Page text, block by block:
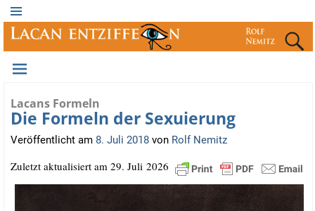
Lacans Formeln
Die Formeln der Sexuierung
Veröffentlicht am 8. Juli 2018 von Rolf Nemitz
Zuletzt aktua­li­siert am 29. Juli 2026